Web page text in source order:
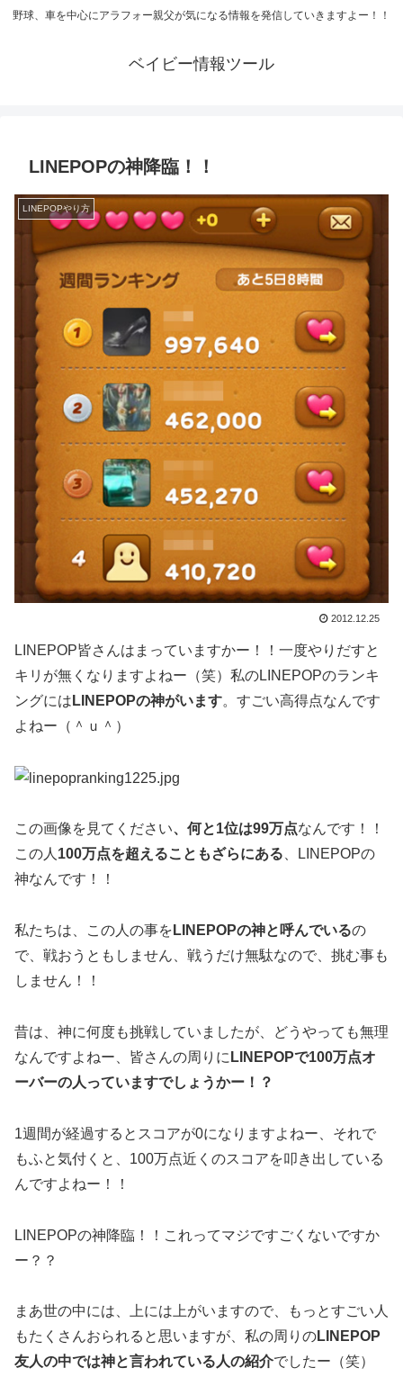
野球、車を中心にアラフォー親父が気になる情報を発信していきますよー！！
ベイビー情報ツール
LINEPOPの神降臨！！
LINEPOPやり方
2012.12.25
LINEPOP皆さんはまっていますかー！！一度やりだすと
キリが無くなりますよねー（笑）私のLINEPOPのランキ
ングには LINEPOPの神がいます。すごい高得点なんです
よねー（＾ｕ＾）
この画像を見てください、何と1位は99万点なんです！！
この人 100万点を超えることもざらにある 、LINEPOPの
神なんです！！
私たちは、この人の事を LINEPOPの神と呼んでいるの
で、戦おうともしません、戦うだけ無駄なので、挑む事も
しません！！
昔は、神に何度も挑戦していましたが、どうやっても無理
なんですよねー、皆さんの周りに LINEPOPで100万点オ
ーバーの人っていますでしょうかー！？
1週間が経過するとスコアが0になりますよねー、それで
もふと気付くと、100万点近くのスコアを叩き出している
んですよねー！！
LINEPOPの神降臨！！これってマジですごくないですか
ー？？
まあ世の中には、上には上がいますので、もっとすごい人
もたくさんおられると思いますが、私の周りのLINEPOP
友人の中では神と言われている人の紹介でしたー（笑）